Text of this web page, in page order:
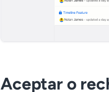
Aceptar o